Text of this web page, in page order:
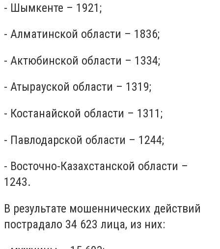
- Шымкенте – 1921;
- Алматинской области – 1836;
- Актюбинской области – 1334;
- Атырауской области – 1319;
- Костанайской области – 1311;
- Павлодарской области – 1244;
- Восточно-Казахстанской области –
1243.
В результате мошеннических действий
пострадало 34 623 лица, из них: